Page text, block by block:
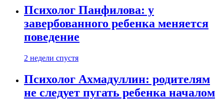
Психолог Панфилова: у
завербованного ребенка меняется
поведение
2 недели спустя
Психолог Ахмадуллин: родителям
не следует пугать ребенка началом